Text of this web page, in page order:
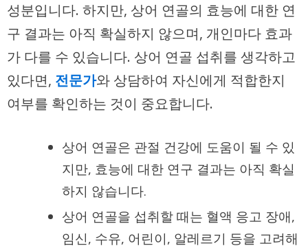
성분입니다. 하지만, 상어 연골의 효능에 대한 연
구 결과는 아직 확실하지 않으며, 개인마다 효과
가 다를 수 있습니다. 상어 연골 섭취를 생각하고
있다면, 전문가와 상담하여 자신에게 적합한지
여부를 확인하는 것이 중요합니다.
상어 연골은 관절 건강에 도움이 될 수 있
지만, 효능에 대한 연구 결과는 아직 확실
하지 않습니다.
상어 연골을 섭취할 때는 혈액 응고 장애,
임신, 수유, 어린이, 알레르기 등을 고려해